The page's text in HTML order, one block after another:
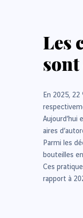
Les
En 2025,
Aujourd’hui
aires
Parmi les
bouteilles
Ces
rapport à